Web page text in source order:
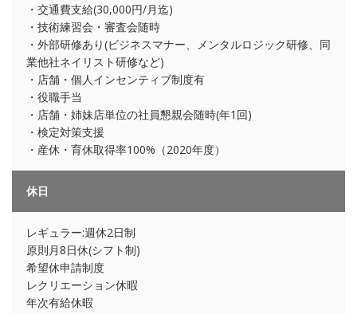
・交通費支給(30,000円/月迄)
・技術練習会・審査会随時
・外部研修あり(ビジネスマナー、メンタルロジック研修、同
業他社ネイリスト研修など)
・店舗・個人インセンティブ制度有
・役職手当
・店舗・姉妹店単位の社員懇親会随時(年1回)
・検定対策支援
・産休・育休取得率100%（2020年度）
休日
レギュラー:週休2日制
原則月8日休(シフト制)
希望休申請制度
レクリエーション休暇
年次有給休暇